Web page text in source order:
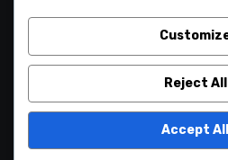
Reject All
Accept All